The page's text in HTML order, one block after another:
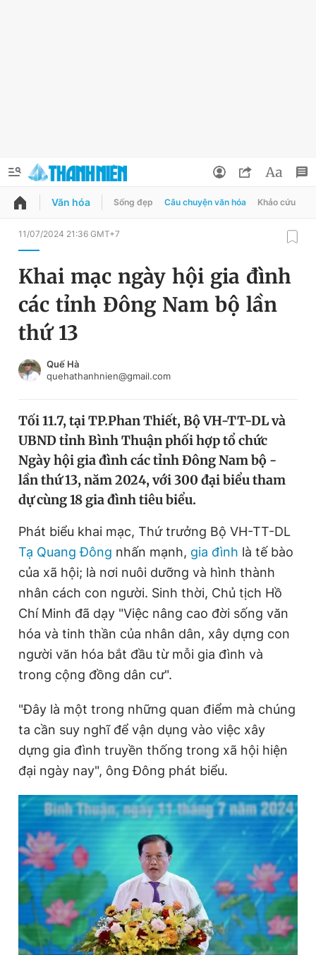
QUẢNG CÁO
Chuyên mục
Chuyên mục khác
Chào ngày mới
Video Magazine
Sản phẩm khác
Tiện ích Bạn cần biết
Thông tin tòa soạn Liên hệ quảng cáo
Đọc Thanh Niên trên điện thoại
Theo dõi báo trên
Hotline Liên hệ quảng cáo
0908 780 404
Đặt báo Quảng cáo RSS Chính sách bảo
Tổng biên tập: Nguyễn Ngọc Toàn
Phó tổng biên tập thường trực: Hải Thành
Phó tổng biên tập: Lâm Hiếu Dũng
Phó tổng biên tập: Trần Việt Hưng
Tổng thư ký tòa soạn: Đức Trung
Đổi mật khẩu
Tin đã lưu
Đăng xuất
Văn hóa Sống đẹp Câu chuyện văn hóa Khảo cứu
11/07/2024 21:36 GMT+7
Khai mạc ngày hội gia đình
các tỉnh Đông Nam bộ lần
thứ 13
Quế Hà
quehathanhnien@gmail.com
Tối 11.7, tại TP.Phan Thiết, Bộ VH-TT-DL và
UBND tỉnh Bình Thuận phối hợp tổ chức
Ngày hội gia đình các tỉnh Đông Nam bộ -
lần thứ 13, năm 2024, với 300 đại biểu tham
dự cùng 18 gia đình tiêu biểu.
Phát biểu khai mạc, Thứ trưởng Bộ VH-TT-DL
Tạ Quang Đông nhấn mạnh, gia đình là tế bào
của xã hội; là nơi nuôi dưỡng và hình thành
nhân cách con người. Sinh thời, Chủ tịch Hồ
Chí Minh đã dạy "Việc nâng cao đời sống văn
hóa và tinh thần của nhân dân, xây dựng con
người văn hóa bắt đầu từ mỗi gia đình và
trong cộng đồng dân cư".
"Đây là một trong những quan điểm mà chúng
ta cần suy nghĩ để vận dụng vào việc xây
dựng gia đình truyền thống trong xã hội hiện
đại ngày nay", ông Đông phát biểu.